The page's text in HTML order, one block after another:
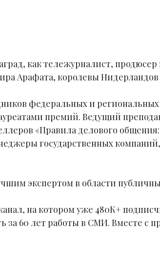
как тележурналист,
Арафата, королевы
федеральных и
премий. Ведущий
«Правила делового
государственных
экспертом в области
на котором уже 480К+
за 60 лет работы в СМИ. Вместе